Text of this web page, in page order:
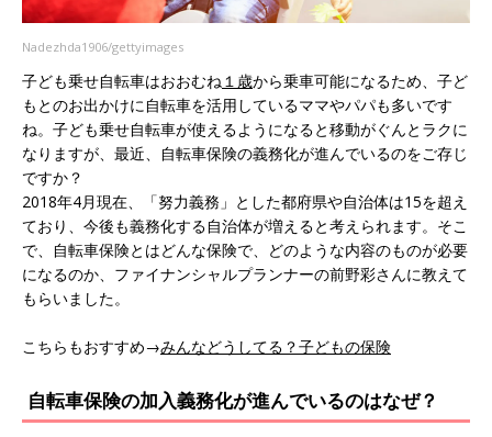
Nadezhda1906/gettyimages
子ども乗せ自転車はおおむね１歳から乗車可能になるため、子ど
もとのお出かけに自転車を活用しているママやパパも多いです
ね。子ども乗せ自転車が使えるようになると移動がぐんとラクに
なりますが、最近、自転車保険の義務化が進んでいるのをご存じ
ですか？
2018年4月現在、「努力義務」とした都府県や自治体は15を超え
ており、今後も義務化する自治体が増えると考えられます。そこ
で、自転車保険とはどんな保険で、どのような内容のものが必要
になるのか、ファイナンシャルプランナーの前野彩さんに教えて
もらいました。
こちらもおすすめ→みんなどうしてる？子どもの保険
自転車保険の加入義務化が進んでいるのはなぜ？